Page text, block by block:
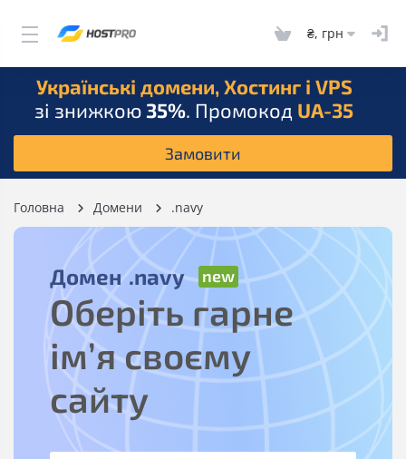
₴, грн
Українські домени, Хостинг і VPS
зі знижкою 35%. Промокод UA-35
Замовити
Головна Домени .navy
Домен .navy
Оберіть гарне
ім’я своєму
сайту